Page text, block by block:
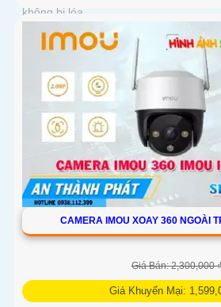
không bị lóa
CAMERA IMOU XOAY 360 NGOÀI
Giá Bán: 2,300,000 ₫
Giá Khuyến Mại: